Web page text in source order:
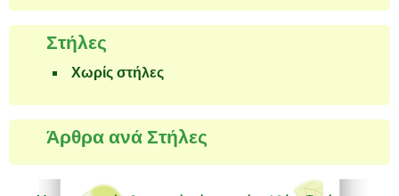
Στήλες
Χωρίς στήλες
Άρθρα ανά Στήλες